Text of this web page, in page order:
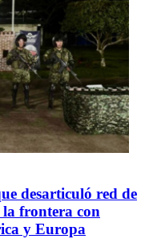
desarticuló red de
la frontera con
y Europa